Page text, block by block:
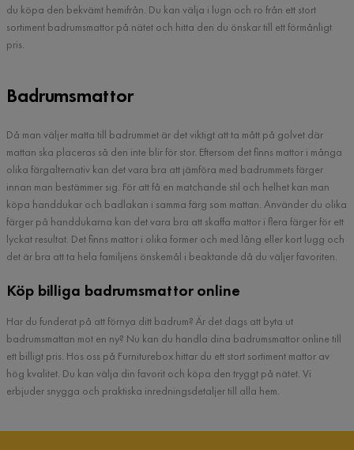
du köpa den bekvämt hemifrån. Du kan välja i lugn och ro från ett stort
sortiment badrumsmattor på nätet och hitta den du önskar till ett förmånligt
pris.
Badrumsmattor
Då man väljer matta till badrummet är det viktigt att ta mått på golvet där
mattan ska placeras så den inte blir för stor. Eftersom det finns mattor i många
olika färgalternativ kan det vara bra att jämföra med badrummets färger
innan man bestämmer sig. För att få en matchande stil och helhet kan man
köpa handdukar och badlakan i samma färg som mattan. Använder du olika
färger på handdukarna kan det vara bra att skaffa mattor i flera färger för ett
lyckat resultat. Det finns mattor i olika former och med lång eller kort lugg och
det är bra att ta hela familjens önskemål i beaktande då du väljer favoriten.
Köp billiga badrumsmattor online
Har du funderat på att förnya ditt badrum? Är det dags att byta ut
badrumsmattan mot en ny? Nu kan du handla dina badrumsmattor online till
ett billigt pris. Hos oss på Furniturebox hittar du ett stort sortiment mattor av
hög kvalitet. Du kan välja din favorit och köpa den tryggt på nätet. Vi
erbjuder snygga och praktiska inredningsdetaljer till alla hem.